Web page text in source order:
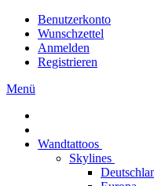
Benutzerkonto
Wunschzettel
Anmelden
Registrieren
Menü
Wandtattoos
Skylines